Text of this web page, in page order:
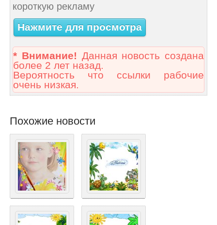
короткую рекламу
Нажмите для просмотра
* Внимание! Данная новость создана
более 2 лет назад.
Вероятность что ссылки рабочие
очень низкая.
Похожие новости